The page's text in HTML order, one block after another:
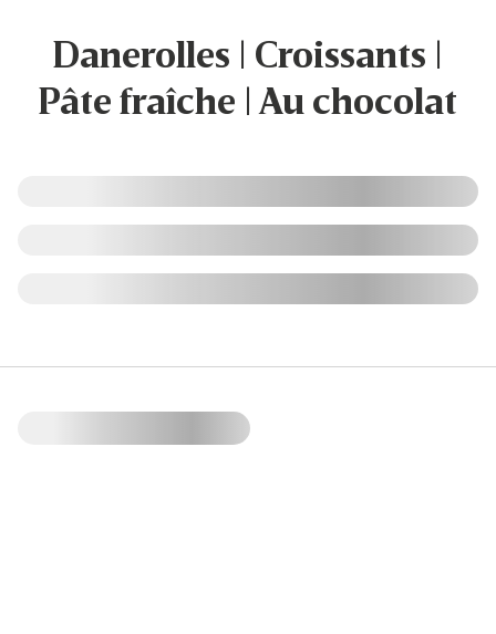
Danerolles | Croissants |
Pâte fraîche | Au chocolat